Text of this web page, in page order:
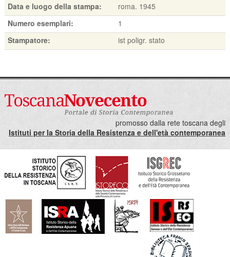
Data e luogo della stampa:
roma. 1945
Numero esemplari:
1
Stampatore:
ist poligr. stato
promosso dalla rete toscana degli
Istituti per la Storia della Resistenza e dell'età contemporanea